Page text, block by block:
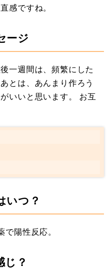
感ですね。
ージ
一週間は、頻繁にした
とは、あんまり作ろう
いいと思います。 お互
いつ？
陽性反応。
じ？